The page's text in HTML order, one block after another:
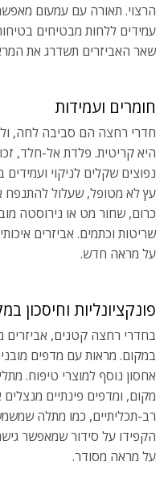
הרצוי. תאורה עם עמעום
עמידים ללחות מבטיחים
שאר האביזרים תשדרג את
חומרים ועמידות
חדרי רחצה הם סביבה לחה,
היא קריטית. פלדת אל-חלד,
נפוצים שקלים לניקוי ועמידים
עץ לא מטופל, שעלול להתנפח
כרום, שחור מט או נירוסטה
שריטות וכתמים. אביזרים
על מראה חדש.
פונקציונליות וחיסכון
בחדרי רחצה קטנים,
במקום. מראות עם מדפים
אחסון נוסף למוצרי טיפוח.
מקום, ומדפים פינתיים
רב-תכליתיים, כמו מתלה
הקפידו על סידור שמאפשר
על מראה מסודר.